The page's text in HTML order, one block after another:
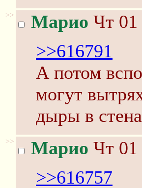
>> Марио Чт 01
>>616791
А потом
могут
дыры в
>> Марио Чт 01
>>616757